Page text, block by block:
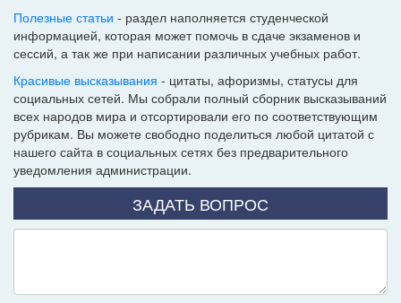
Полезные статьи - раздел наполняется студенческой
информацией, которая может помочь в сдаче экзаменов и
сессий, а так же при написании различных учебных работ.
Красивые высказывания - цитаты, афоризмы, статусы для
социальных сетей. Мы собрали полный сборник высказываний
всех народов мира и отсортировали его по соответствующим
рубрикам. Вы можете свободно поделиться любой цитатой с
нашего сайта в социальных сетях без предварительного
уведомления администрации.
ЗАДАТЬ ВОПРОС